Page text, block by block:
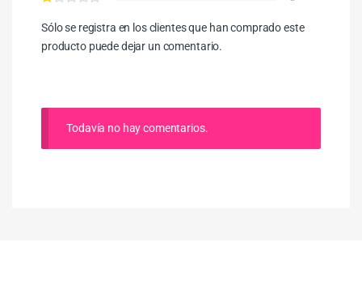
Sólo se registra en los clientes que han comprado este
producto puede dejar un comentario.
Todavía no hay comentarios.